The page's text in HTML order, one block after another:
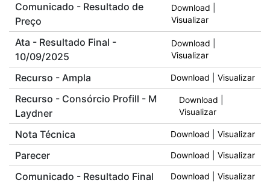
Comunicado - Resultado de
Preço
Download
Visualizar
Ata - Resultado Final -
10/09/2025
Download
Visualizar
Recurso - Ampla Download Visualizar
Recurso - Consórcio Profill - M
Laydner
Download
Visualizar
Nota Técnica Download Visualizar
Parecer Download Visualizar
Comunicado - Resultado Final Download Visualizar